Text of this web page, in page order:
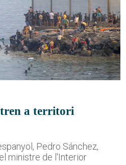
a territori
Pedro Sánchez,
ministre de l'Interior